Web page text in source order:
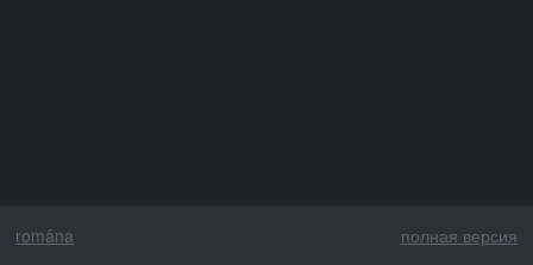
româna полная версия